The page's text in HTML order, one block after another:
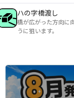
ハの字橋渡し
橋が広がった方向に
うに狙います。